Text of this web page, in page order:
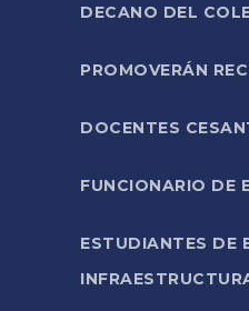
DECANO DEL
PROMOVERÁN
DOCENTES
FUNCIONARIO DE
ESTUDIANTES DE